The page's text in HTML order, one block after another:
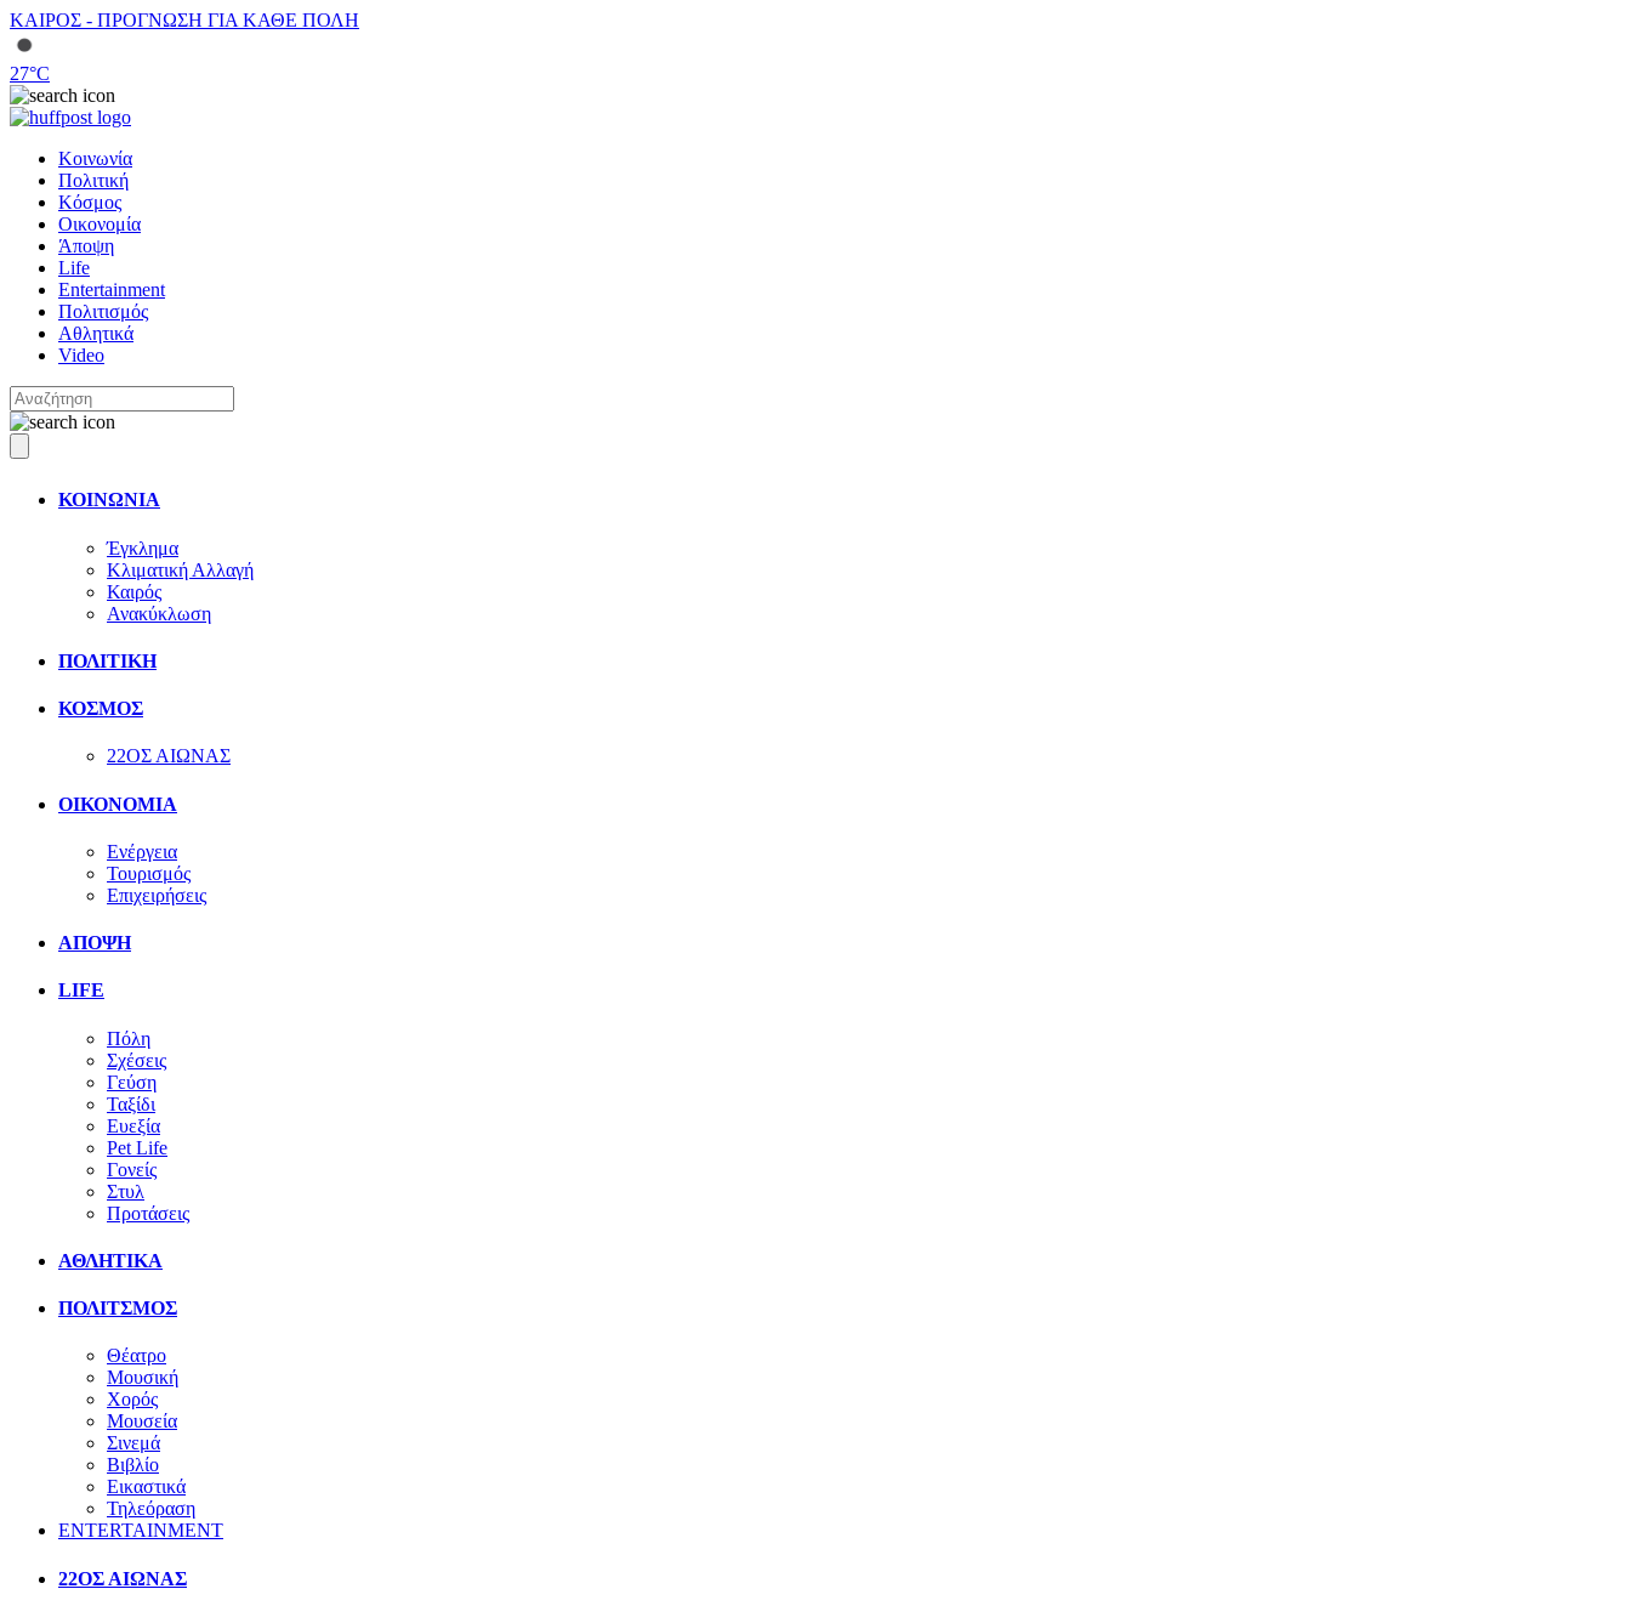
ΚΑΙΡΟΣ - ΠΡΟΓΝΩΣΗ ΓΙΑ ΚΑΘΕ ΠΟΛΗ
27°C
Κοινωνία
Πολιτική
Κόσμος
Οικονομία
Άποψη
Life
Entertainment
Πολιτισμός
Αθλητικά
Video
ΚΟΙΝΩΝΙΑ
Έγκλημα
Κλιματική Αλλαγή
Καιρός
Ανακύκλωση
ΠΟΛΙΤΙΚΗ
ΚΟΣΜΟΣ
22ΟΣ ΑΙΩΝΑΣ
ΟΙΚΟΝΟΜΙΑ
Ενέργεια
Τουρισμός
Επιχειρήσεις
ΑΠΟΨΗ
LIFE
Πόλη
Σχέσεις
Γεύση
Ταξίδι
Ευεξία
Pet Life
Γονείς
Στυλ
Προτάσεις
ΑΘΛΗΤΙΚΑ
ΠΟΛΙΤΣΜΟΣ
Θέατρο
Μουσική
Χορός
Μουσεία
Σινεμά
Βιβλίο
Εικαστικά
Τηλεόραση
ENTERTAINMENT
22ΟΣ ΑΙΩΝΑΣ